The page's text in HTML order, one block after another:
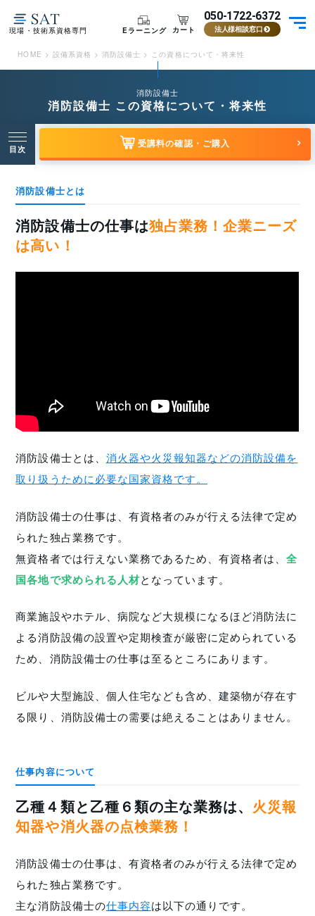
現場・技術系資格専門 Eラーニング カート
050-1722-6372
法人様相談窓口
HOME > 設備系資格 >消防設備士 > この資格について・将来性
消防設備士
消防設備士 この資格について・将来性
受講料の確認・ご購入
目次
消防設備士とは
消防設備士の仕事は独占業務！企業ニーズ
は高い！
消防設備士とは、 消火器や火災報知器などの消防設備を
取り扱うために必要な国家資格です。
消防設備士の仕事は、有資格者のみが行える法律で定め
られた独占業務です。
無資格者では行えない業務であるため、有資格者は、全
国各地で求められる人材となっています。
商業施設やホテル、病院など大規模になるほど消防法に
よる消防設備の設置や定期検査が厳密に定められている
ため、消防設備士の仕事は至るところにあります。
ビルや大型施設、個人住宅なども含め、建築物が存在す
る限り、消防設備士の需要は絶えることはありません。
仕事内容について
乙種４類と乙種６類の主な業務は、 火災報
知器や消火器の点検業務！
消防設備士の仕事は、有資格者のみが行える法律で定め
られた独占業務です。
主な消防設備士の仕事内容は以下の通りです。